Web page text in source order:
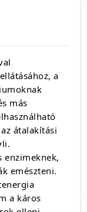
a
más
átalakítási
enzimeknek,
emészteni.
a káros